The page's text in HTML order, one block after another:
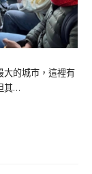
大的城市，這裡有
其…